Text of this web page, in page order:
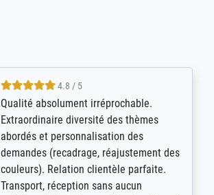
4.8 / 5
Qualité absolument irréprochable.
Extraordinaire diversité des thèmes
abordés et personnalisation des
demandes (recadrage, réajustement des
couleurs). Relation clientèle parfaite.
Transport, réception sans aucun